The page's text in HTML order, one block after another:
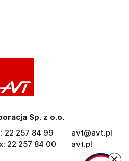
Sp. z o.o.
22 257 84 99
22 257 84 00
avt@avt.pl
avt.pl